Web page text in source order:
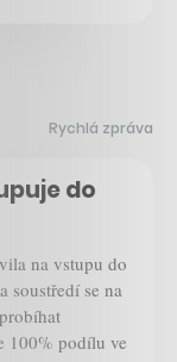
Rychlá zpráva
do
na vstupu do
soustředí se na
100% podílu ve